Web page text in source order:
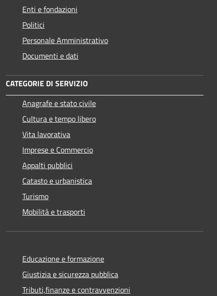
Enti e fondazioni
Politici
Personale Amministrativo
Documenti e dati
CATEGORIE DI SERVIZIO
Anagrafe e stato civile
Cultura e tempo libero
Vita lavorativa
Imprese e Commercio
Appalti pubblici
Catasto e urbanistica
Turismo
Mobilità e trasporti
Educazione e formazione
Giustizia e sicurezza pubblica
Tributi,finanze e contravvenzioni